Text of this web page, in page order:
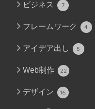
ビジネス 7
フレームワーク 4
アイデア出し 5
Web制作 22
デザイン 16